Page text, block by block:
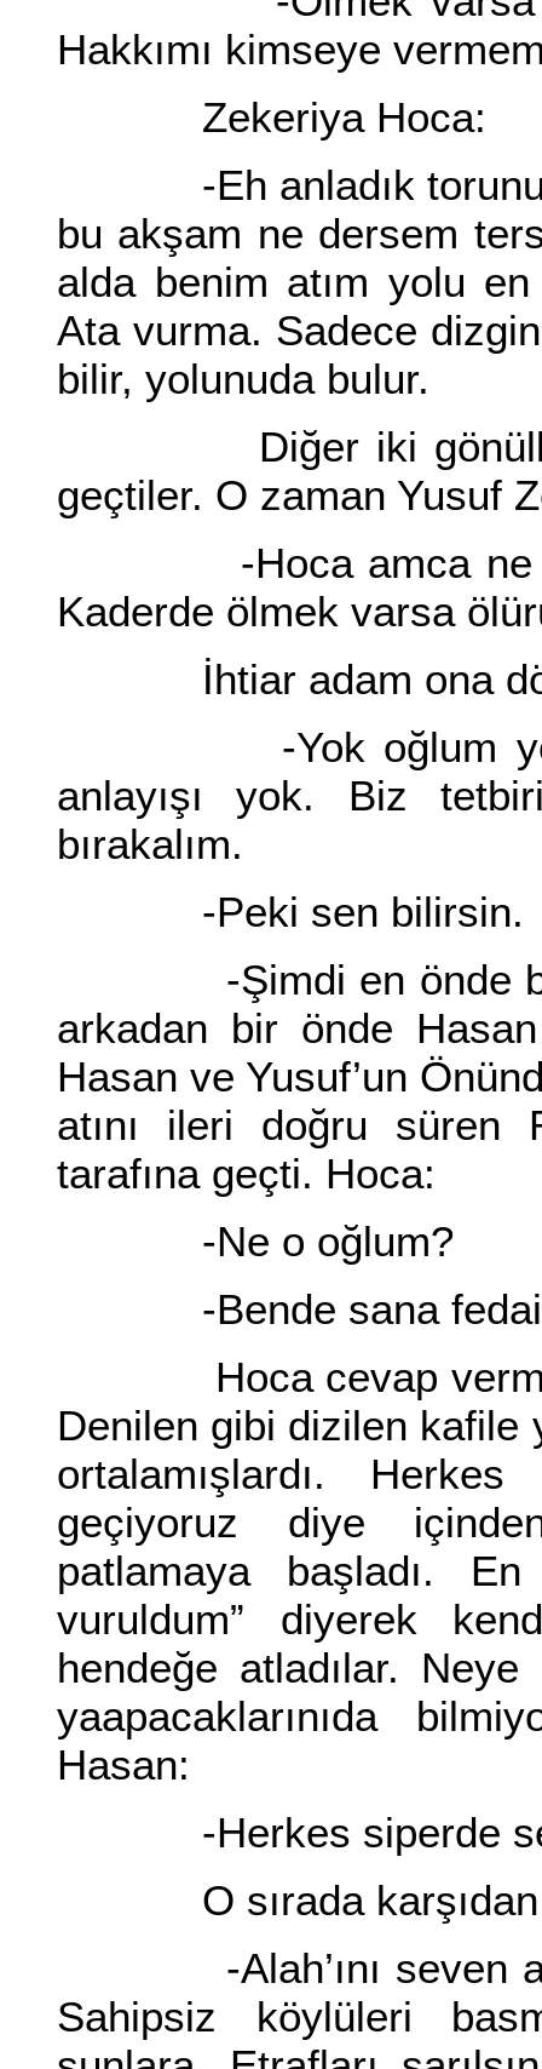
Hakkımı kimseye
Zekeriya Hoca:
-Eh anladık torunum
bu akşam ne dersem
alda benim atım yolu
Ata vurma. Sadece
bilir, yolunuda bulur.
Diğer iki gönüllü de
geçtiler. O zaman Yusuf
-Hoca amca ne
Kaderde ölmek varsa
İhtiar adam ona
-Yok oğlum yok.
anlayışı yok. Biz
bırakalım.
-Peki sen bilirsin.
-Şimdi en önde
arkadan bir önde
Hasan ve Yusuf’un
atını ileri doğru süren
tarafına geçti. Hoca:
-Ne o oğlum?
-Bende sana
Hoca cevap
Denilen gibi dizilen kafile
ortalamışlardı.
geçiyoruz diye
patlamaya başladı.
vuruldum” diyerek
hendeğe atladılar. Neye
yaapacaklarınıda
Hasan:
-Herkes siperde
O sırada karşıdan
-Alah’ını seven
Sahipsiz köylüleri